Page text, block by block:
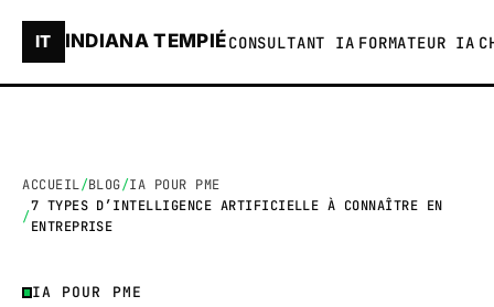
IT INDIANA TEMPIÉCONSULTANT IA FORMATEUR IA
ACCUEIL BLOG IA POUR PME
7 TYPES D’INTELLIGENCE ARTIFICIELLE À CONNAÎTRE EN
ENTREPRISE
IA POUR PME